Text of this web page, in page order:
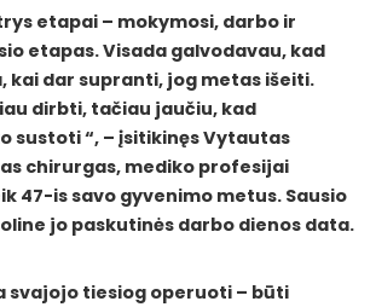
etapai – mokymosi, darbo ir
etapas. Visada galvodavau, kad
kai dar supranti, jog metas išeiti.
dirbti, tačiau jaučiu, kad
sustoti “, – įsitikinęs Vytautas
chirurgas, mediko profesijai
47-is savo gyvenimo metus. Sausio
jo paskutinės darbo dienos data.
svajojo tiesiog operuoti – būti